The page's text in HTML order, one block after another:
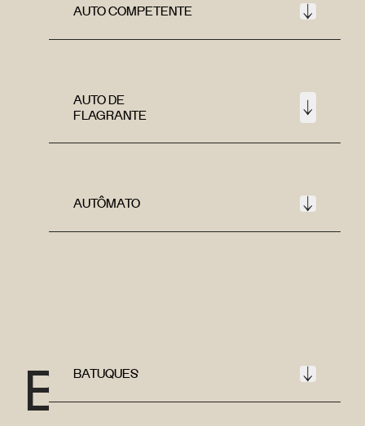
AUTO COMPETENTE
AUTO DE
FLAGRANTE
AUTÔMATO
B BATUQUES